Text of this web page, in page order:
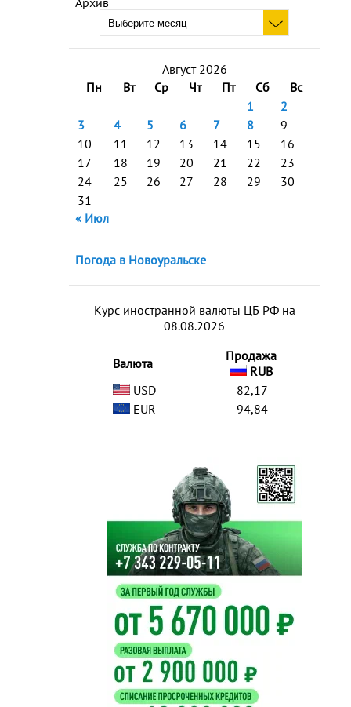
Август 2026
Пн
Вт Ср Чт Пт Сб
Вс
1
2
3
4 5 6 7 8
9
10
11 12 13 14 15
16
17
18 19 20 21 22
23
24
25 26 27 28 29
30
31
« Июл
Погода в Новоуральске
Курс иностранной валюты ЦБ РФ на
08.08.2026
Валюта
Продажа
RUB
USD
82,17
EUR
94,84